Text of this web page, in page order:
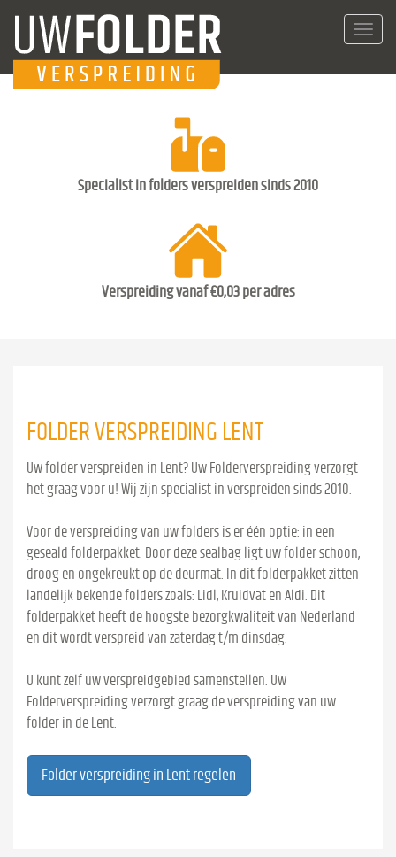
Specialist in folders verspreiden sinds 2010
Verspreiding vanaf €0,03 per adres
FOLDER VERSPREIDING LENT
Uw folder verspreiden in Lent? Uw Folderverspreiding verzorgt
het graag voor u! Wij zijn specialist in verspreiden sinds 2010.
Voor de verspreiding van uw folders is er één optie: in een
geseald folderpakket. Door deze sealbag ligt uw folder schoon,
droog en ongekreukt op de deurmat. In dit folderpakket zitten
landelijk bekende folders zoals: Lidl, Kruidvat en Aldi. Dit
folderpakket heeft de hoogste bezorgkwaliteit van Nederland
en dit wordt verspreid van zaterdag t/m dinsdag.
U kunt zelf uw verspreidgebied samenstellen. Uw
Folderverspreiding verzorgt graag de verspreiding van uw
folder in de Lent.
Folder verspreiding in Lent regelen